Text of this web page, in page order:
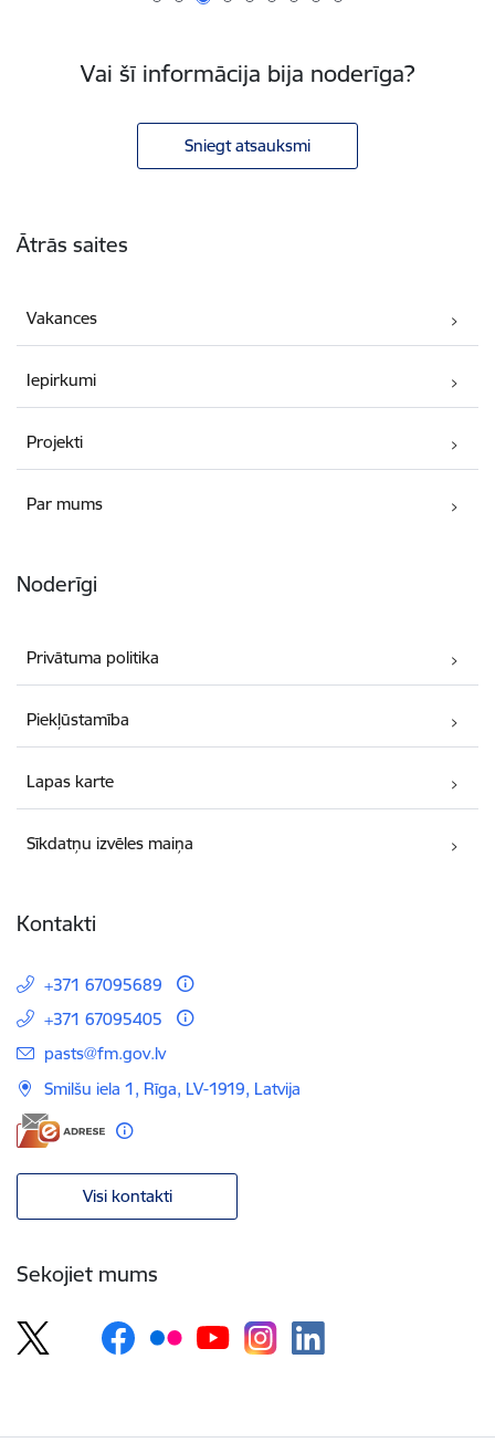
Vai šī informācija bija noderīga?
Sniegt atsauksmi
Ātrās saites
Vakances
Iepirkumi
Projekti
Par mums
Noderīgi
Privātuma politika
Piekļūstamība
Lapas karte
Sīkdatņu izvēles maiņa
Kontakti
+371 67095689
+371 67095405
E-pasts:
pasts@fm.gov.lv
Smilšu iela 1, Rīga, LV-1919, Latvija
Visi kontakti
Sekojiet mums